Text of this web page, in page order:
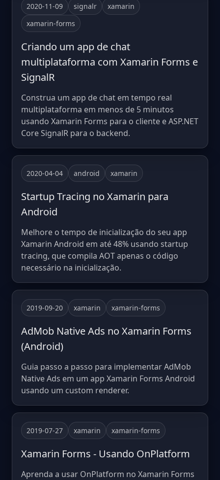
2020-11-09 signalr
xamarin
xamarin-forms
Criando um app de chat
multiplataforma com Xamarin Forms e
SignalR
Construa um app de chat em tempo real
multiplataforma em menos de 5 minutos
usando Xamarin Forms para o cliente e ASP.NET
Core SignalR para o backend.
2020-04-04 android xamarin
Startup Tracing no Xamarin para
Android
Melhore o tempo de inicialização do seu app
Xamarin Android em até 48% usando startup
tracing, que compila AOT apenas o código
necessário na inicialização.
2019-09-20 xamarin xamarin-forms
AdMob Native Ads no Xamarin Forms
(Android)
Guia passo a passo para implementar AdMob
Native Ads em um app Xamarin Forms Android
usando um custom renderer.
2019-07-27 xamarin xamarin-forms
Xamarin Forms - Usando OnPlatform
Aprenda a usar OnPlatform no Xamarin Forms